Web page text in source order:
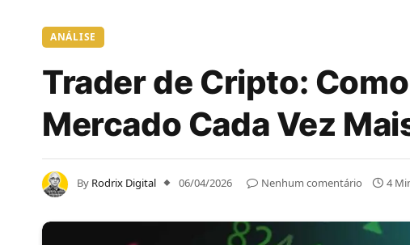
ANÁLISE
Trader de Cripto:
Mercado Cada Vez
By Rodrix Digital 06/04/2026 Nenhum comentário 4